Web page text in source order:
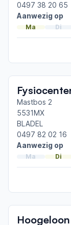
Cognitie
0497 38 20 65
Aanwezig op
Ma Di
Mastbos 2
5531MX
BLADEL
0497 82 02 16
Aanwezig op
Ma Di
Hoogeloon